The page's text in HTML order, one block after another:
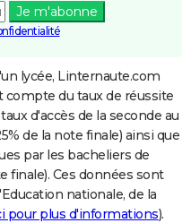
Je m'abonne
lycée, Linternaute.com
compte du taux de réussite
d'accès de la seconde au
de la note finale) ainsi que
par les bacheliers de
finale). Ces données sont
nationale, de la
pour plus d'informations).